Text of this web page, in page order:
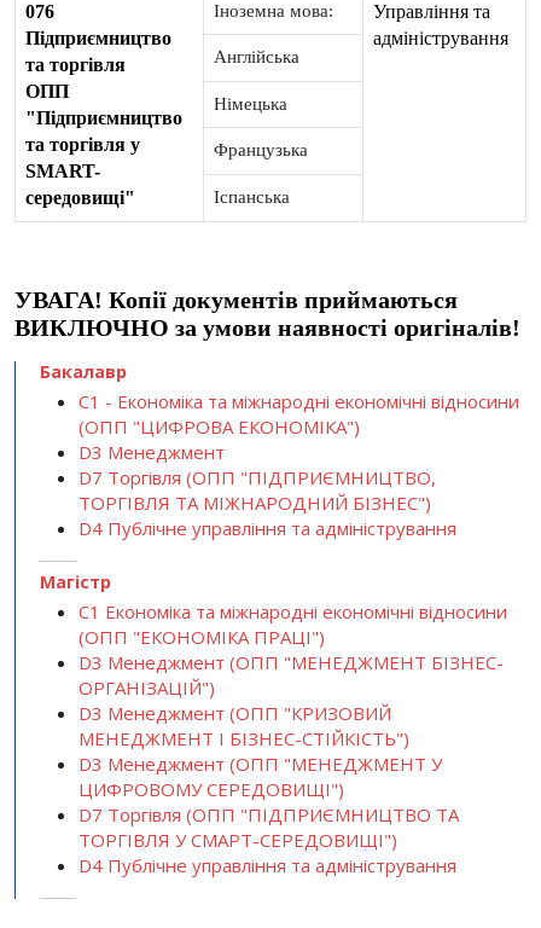
076
Підприємництво
та торгівля
ОПП
"Підприємництво
та торгівля у
SMART-
середовищі"
Іноземна мова:
Управління та
адміністрування
Англійська
Німецька
Французька
Іспанська
УВАГА! Копії документів приймаються
ВИКЛЮЧНО за умови наявності оригіналів!
Бакалавр
С1 - Економіка та міжнародні економічні відносини
(ОПП "ЦИФРОВА ЕКОНОМІКА")
D3 Менеджмент
D7 Торгівля (ОПП "ПІДПРИЄМНИЦТВО,
ТОРГІВЛЯ ТА МІЖНАРОДНИЙ БІЗНЕС")
D4 Публічне управління та адміністрування
Магістр
С1 Економіка та міжнародні економічні відносини
(ОПП "ЕКОНОМІКА ПРАЦІ")
D3 Менеджмент (ОПП "МЕНЕДЖМЕНТ БІЗНЕС-
ОРГАНІЗАЦІЙ")
D3 Менеджмент (ОПП "КРИЗОВИЙ
МЕНЕДЖМЕНТ І БІЗНЕС-СТІЙКІСТЬ")
D3 Менеджмент (ОПП "МЕНЕДЖМЕНТ У
ЦИФРОВОМУ СЕРЕДОВИЩІ")
D7 Торгівля (ОПП "ПІДПРИЄМНИЦТВО ТА
ТОРГІВЛЯ У СМАРТ-СЕРЕДОВИЩІ")
D4 Публічне управління та адміністрування